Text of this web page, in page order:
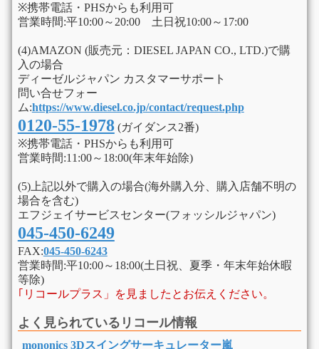
※携帯電話・PHSからも利用可
営業時間:平10:00～20:00 土日祝10:00～17:00
(4)AMAZON (販売元：DIESEL JAPAN CO., LTD.)で購
入の場合
ディーゼルジャパン カスタマーサポート
問い合せフォー
ム:https://www.diesel.co.jp/contact/request.php
0120-55-1978(ガイダンス2番)
※携帯電話・PHSからも利用可
営業時間:11:00～18:00(年末年始除)
(5)上記以外で購入の場合(海外購入分、購入店舗不明の
場合を含む)
エフジェイサービスセンター(フォッシルジャパン)
045-450-6249
FAX:045-450-6243
営業時間:平10:00～18:00(土日祝、夏季・年末年始休暇
等除)
｢リコールプラス」を見ましたとお伝えください。
よく見られているリコール情報
mononics 3Dスイングサーキュレーター嵐